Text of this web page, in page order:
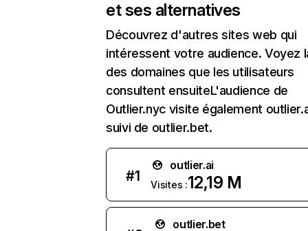
et ses alternatives
Découvrez d'autres sites web qui
intéressent votre audience. Voyez
des domaines que les utilisateurs
consultent ensuiteL'audience de
Outlier.nyc visite également
suivi de outlier.bet.
#1
outlier.ai
Visites :12,19 M
outlier.bet